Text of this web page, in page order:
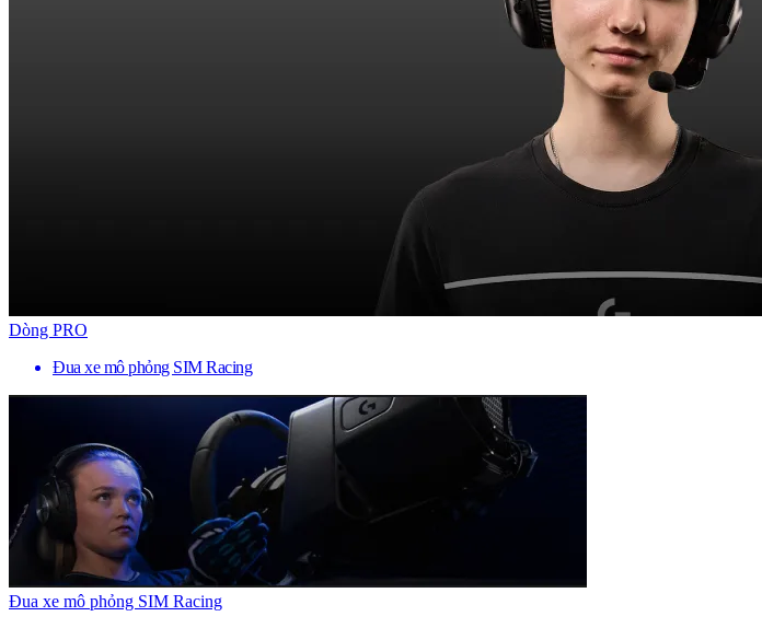
Dòng PRO
Đua xe mô phỏng SIM Racing
Đua xe mô phỏng SIM Racing